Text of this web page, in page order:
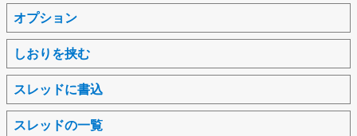
オプション
しおりを挟む
スレッドに書込
スレッドの一覧